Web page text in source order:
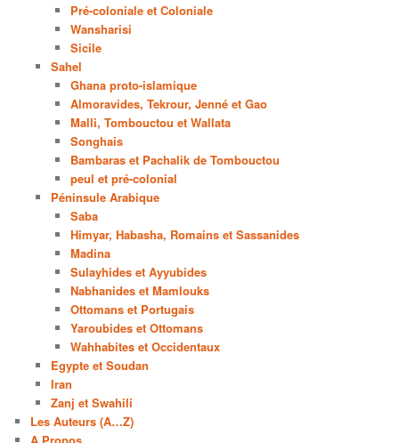
Pré-coloniale et Coloniale
Wansharisi
Sicile
Sahel
Ghana proto-islamique
Almoravides, Tekrour, Jenné et Gao
Malli, Tombouctou et Wallata
Songhais
Bambaras et Pachalik de Tombouctou
peul et pré-colonial
Péninsule Arabique
Saba
Himyar, Habasha, Romains et Sassanides
Madina
Sulayhides et Ayyubides
Nabhanides et Mamlouks
Ottomans et Portugais
Yaroubides et Ottomans
Wahhabites et Occidentaux
Egypte et Soudan
Iran
Zanj et Swahili
Les Auteurs (A…Z)